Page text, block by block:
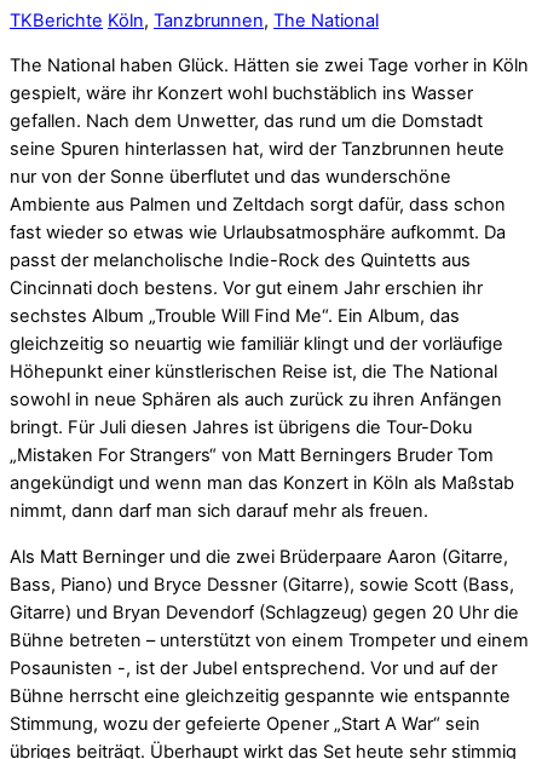
TKBerichte Köln, Tanzbrunnen, The National
The National haben Glück. Hätten sie zwei Tage vorher in Köln
gespielt, wäre ihr Konzert wohl buchstäblich ins Wasser
gefallen. Nach dem Unwetter, das rund um die Domstadt
seine Spuren hinterlassen hat, wird der Tanzbrunnen heute
nur von der Sonne überflutet und das wunderschöne
Ambiente aus Palmen und Zeltdach sorgt dafür, dass schon
fast wieder so etwas wie Urlaubsatmosphäre aufkommt. Da
passt der melancholische Indie-Rock des Quintetts aus
Cincinnati doch bestens. Vor gut einem Jahr erschien ihr
sechstes Album „Trouble Will Find Me“. Ein Album, das
gleichzeitig so neuartig wie familiär klingt und der vorläufige
Höhepunkt einer künstlerischen Reise ist, die The National
sowohl in neue Sphären als auch zurück zu ihren Anfängen
bringt. Für Juli diesen Jahres ist übrigens die Tour-Doku
„Mistaken For Strangers“ von Matt Berningers Bruder Tom
angekündigt und wenn man das Konzert in Köln als Maßstab
nimmt, dann darf man sich darauf mehr als freuen.
Als Matt Berninger und die zwei Brüderpaare Aaron (Gitarre,
Bass, Piano) und Bryce Dessner (Gitarre), sowie Scott (Bass,
Gitarre) und Bryan Devendorf (Schlagzeug) gegen 20 Uhr die
Bühne betreten – unterstützt von einem Trompeter und einem
Posaunisten -, ist der Jubel entsprechend. Vor und auf der
Bühne herrscht eine gleichzeitig gespannte wie entspannte
Stimmung, wozu der gefeierte Opener „Start A War“ sein
übriges beiträgt. Überhaupt wirkt das Set heute sehr stimmig